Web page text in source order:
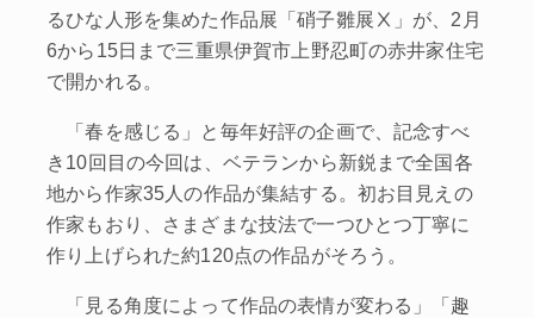
るひな人形を集めた作品展「硝子雛展Ⅹ」が、2月
6から15日まで三重県伊賀市上野忍町の赤井家住宅
で開かれる。
「春を感じる」と毎年好評の企画で、記念すべ
き10回目の今回は、ベテランから新鋭まで全国各
地から作家35人の作品が集結する。初お目見えの
作家もおり、さまざまな技法で一つひとつ丁寧に
作り上げられた約120点の作品がそろう。
「見る角度によって作品の表情が変わる」「趣